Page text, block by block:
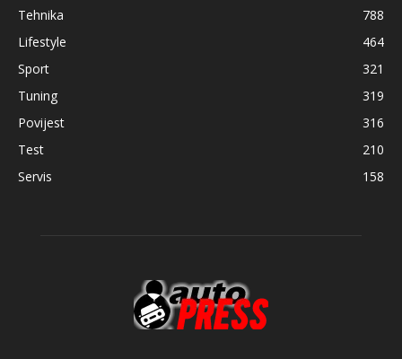
Tehnika
788
Lifestyle
464
Sport
321
Tuning
319
Povijest
316
Test
210
Servis
158